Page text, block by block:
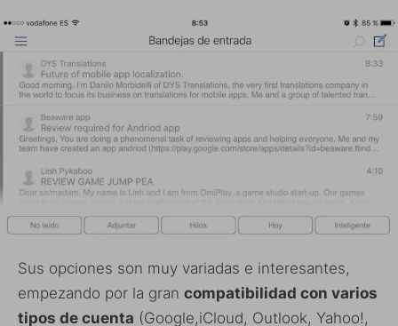
Sus opciones son muy variadas e interesantes,
empezando por la gran compatibilidad con varios
tipos de cuenta (Google,iCloud, Outlook, Yahoo!,